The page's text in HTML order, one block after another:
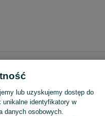
Hamulce i przerzutki - Socha
lub uzyskujemy dostęp do
identyfikatory w
danych osobowych.